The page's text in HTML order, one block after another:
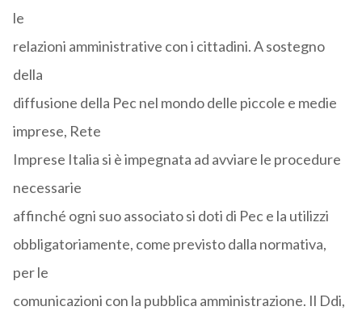
le
relazioni amministrative con i cittadini. A sostegno
della
diffusione della Pec nel mondo delle piccole e medie
imprese, Rete
Imprese Italia si è impegnata ad avviare le procedure
necessarie
affinché ogni suo associato si doti di Pec e la utilizzi
obbligatoriamente, come previsto dalla normativa,
per le
comunicazioni con la pubblica amministrazione. Il Ddi,